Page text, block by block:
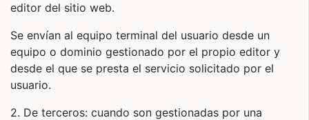
editor del sitio web.
Se envían al equipo terminal del usuario desde un
equipo o dominio gestionado por el propio editor y
desde el que se presta el servicio solicitado por el
usuario.
2. De terceros: cuando son gestionadas por una